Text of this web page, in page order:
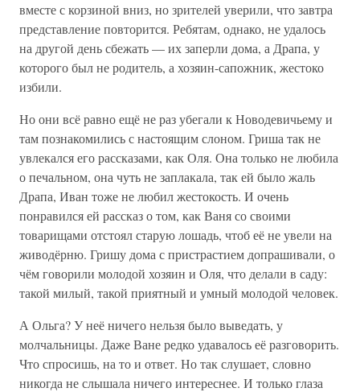
вместе с корзиной вниз, но зрителей уверили, что завтра
представление повторится. Ребятам, однако, не удалось
на другой день сбежать — их заперли дома, а Драпа, у
которого был не родитель, а хозяин-сапожник, жестоко
избили.
Но они всё равно ещё не раз убегали к Новодевичьему и
там познакомились с настоящим слоном. Гриша так не
увлекался его рассказами, как Оля. Она только не любила
о печальном, она чуть не заплакала, так ей было жаль
Драпа, Иван тоже не любил жестокость. И очень
понравился ей рассказ о том, как Ваня со своими
товарищами отстоял старую лошадь, чтоб её не увели на
живодёрню. Гришу дома с пристрастием допрашивали, о
чём говорили молодой хозяин и Оля, что делали в саду:
такой милый, такой приятный и умный молодой человек.
А Ольга? У неё ничего нельзя было выведать, у
молчальницы. Даже Ване редко удавалось её разговорить.
Что спросишь, на то и ответ. Но так слушает, словно
никогда не слышала ничего интереснее. И только глаза